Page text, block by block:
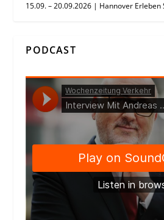
15.09. – 20.09.2026 | Hannover Erleben
PODCAST